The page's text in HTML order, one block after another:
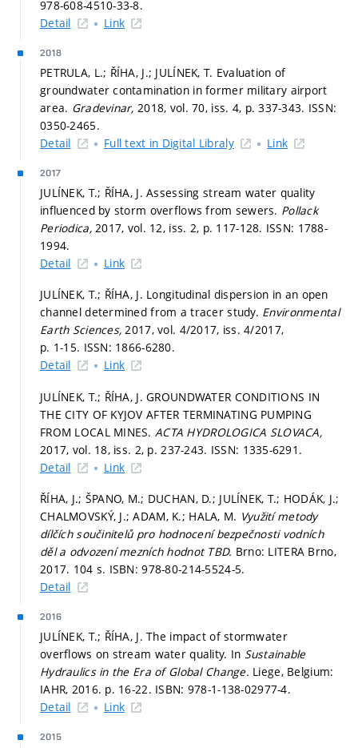
978-608-4510-33-8.
Detail
Link
2018
PETRULA, L.; ŘÍHA, J.; JULÍNEK, T. Evaluation of
groundwater contamination in former military airport
area. Gradevinar, 2018, vol. 70, iss. 4, p. 337-343. ISSN:
0350-2465.
Detail
Full text in Digital Libraly Link
2017
JULÍNEK, T.; ŘÍHA, J. Assessing stream water quality
influenced by storm overflows from sewers. Pollack
Periodica, 2017, vol. 12, iss. 2, p. 117-128. ISSN: 1788-
1994.
Detail
Link
JULÍNEK, T.; ŘÍHA, J. Longitudinal dispersion in an open
channel determined from a tracer study. Environmental
Earth Sciences,2017, vol. 4/2017, iss. 4/2017,
p. 1-15. ISSN: 1866-6280.
Detail
Link
JULÍNEK, T.; ŘÍHA, J. GROUNDWATER CONDITIONS IN
THE CITY OF KYJOV AFTER TERMINATING PUMPING
FROM LOCAL MINES.ACTA HYDROLOGICA SLOVACA,
2017, vol. 18, iss. 2, p. 237-243. ISSN: 1335-6291.
Detail
Link
ŘÍHA, J.; ŠPANO, M.; DUCHAN, D.; JULÍNEK, T.; HODÁK, J.;
CHALMOVSKÝ, J.; ADAM, K.; HALA, M. Využití metody
dílčích součinitelů pro hodnocení bezpečnosti vodních
děl a odvození mezních hodnot TBD. Brno: LITERA Brno,
2017. 104 s. ISBN: 978-80-214-5524-5.
Detail
2016
JULÍNEK, T.; ŘÍHA, J. The impact of stormwater
overflows on stream water quality. In Sustainable
Hydraulics in the Era of Global Change. Liege, Belgium:
IAHR, 2016. p. 16-22. ISBN: 978-1-138-02977-4.
Detail
Link
2015